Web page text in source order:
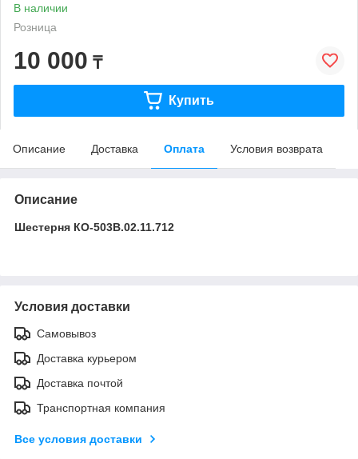
В наличии
Розница
10 000 ₸
Купить
Описание Доставка Оплата Условия возврата
Описание
Шестерня КО-503В.02.11.712
Условия доставки
Самовывоз
Доставка курьером
Доставка почтой
Транспортная компания
Все условия доставки